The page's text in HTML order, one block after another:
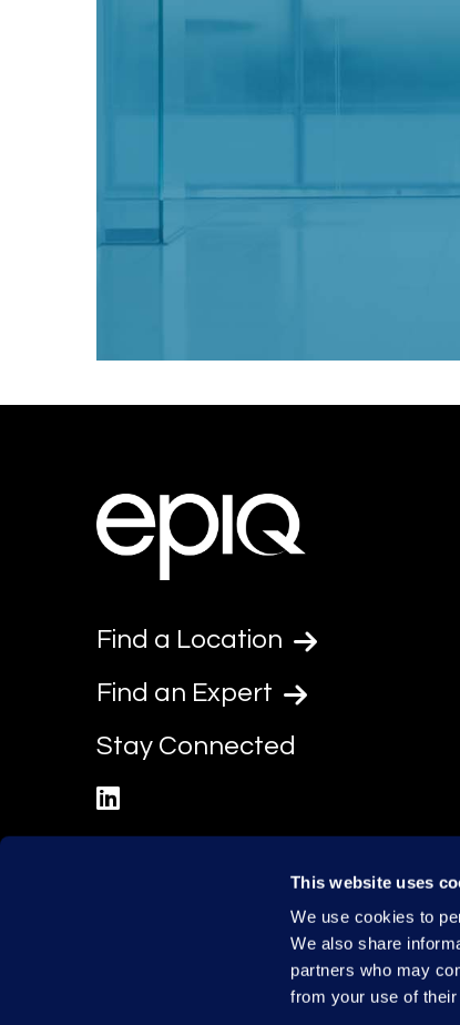
This website uses
We use cookies to
We also share
partners who may
from your use of
Find a Location
Find an Expert
Stay Connected